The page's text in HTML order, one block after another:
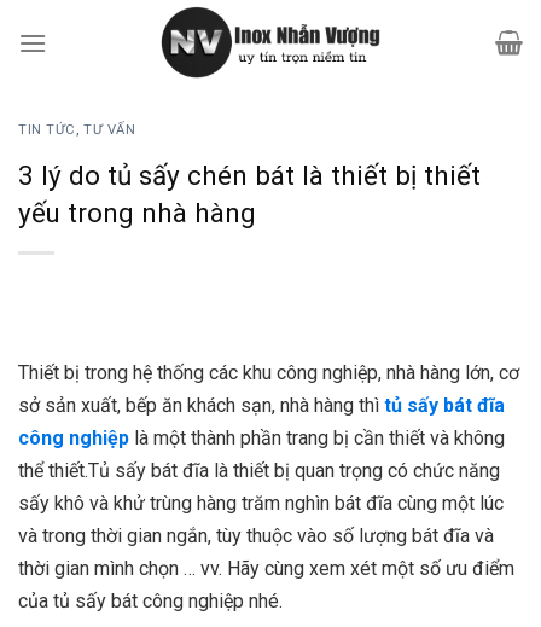
qua
TIN TỨC ,TƯ VẤN
3 lý do tủ sấy chén bát là thiết bị thiết
yếu trong nhà hàng
Thiết bị trong hệ thống các khu công nghiệp, nhà hàng lớn, cơ
sở sản xuất, bếp ăn khách sạn, nhà hàng thì tủ sấy bát đĩa
công nghiệp là một thành phần trang bị cần thiết và không
thể thiết.Tủ sấy bát đĩa là thiết bị quan trọng có chức năng
sấy khô và khử trùng hàng trăm nghìn bát đĩa cùng một lúc
và trong thời gian ngắn, tùy thuộc vào số lượng bát đĩa và
thời gian mình chọn … vv. Hãy cùng xem xét một số ưu điểm
của tủ sấy bát công nghiệp nhé.